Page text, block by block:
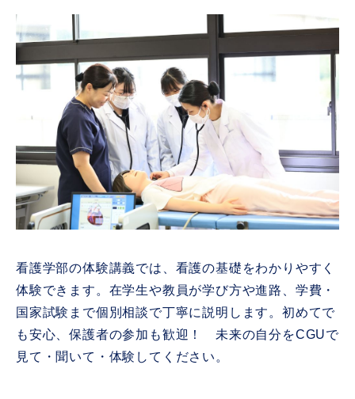
看護学部の体験講義では、看護の基礎をわかりやすく
体験できます。在学生や教員が学び方や進路、学費・
国家試験まで個別相談で丁寧に説明します。初めてで
も安心、保護者の参加も歓迎！ 未来の自分をCGUで
見て・聞いて・体験してください。